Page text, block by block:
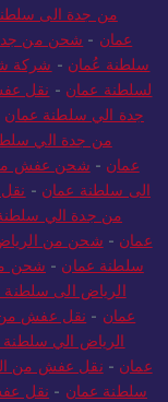
من جدة الى
عمان - شحن من
سلطنة عُمان - شركة
لسلطنة عمان - نقل
جدة الي سلطنة عمان
من جدة الي
عمان - شحن عفش من
الى سلطنة عمان -
من جدة الي
عمان - شحن من
سلطنة عمان - شحن
الرياض الى سلطنة
عمان - نقل عفش من
الرياض الي
عمان - نقل عفش من
سلطنة عمان - نقل